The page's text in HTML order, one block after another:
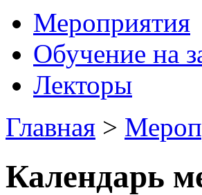
Мероприятия
Обучение на
Лекторы
Главная >
Календарь